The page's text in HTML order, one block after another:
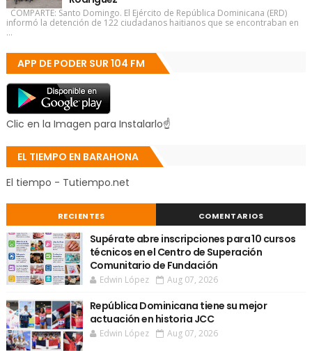
COMPARTE: Santo Domingo. El Ejército de República Dominicana (ERD)
informó la detención de 122 ciudadanos haitianos que se encontraban en
...
APP DE PODER SUR 104 FM
Clic en la Imagen para Instalarlo☝
EL TIEMPO EN BARAHONA
El tiempo - Tutiempo.net
RECIENTES COMENTARIOS
Supérate abre inscripciones para 10 cursos
técnicos en el Centro de Superación
Comunitario de Fundación
Edwin López Aug 07, 2026
República Dominicana tiene su mejor
actuación en historia JCC
Edwin López Aug 07, 2026